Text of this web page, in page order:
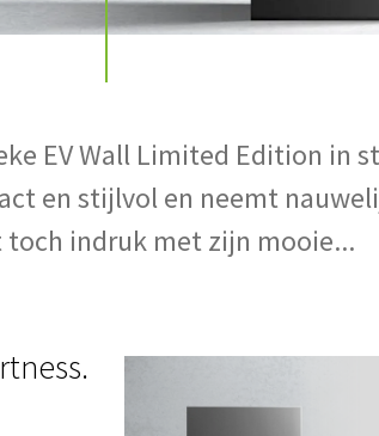
EV Wall Limited Edition in
en stijlvol en neemt
toch indruk met zijn mooie...